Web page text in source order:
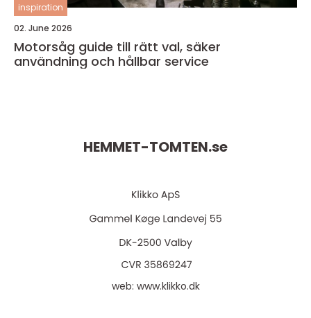
inspiration
02. June 2026
Motorsåg guide till rätt val, säker
användning och hållbar service
HEMMET-TOMTEN.se
web: www.klikko.dk